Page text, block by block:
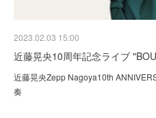
2023.02.03 15:00
近藤晃央10周年記念ライブ
近藤晃央Zepp Nagoya10th
奏